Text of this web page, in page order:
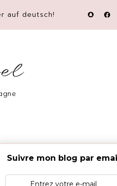
auf deutsch!
Suivre mon blog par